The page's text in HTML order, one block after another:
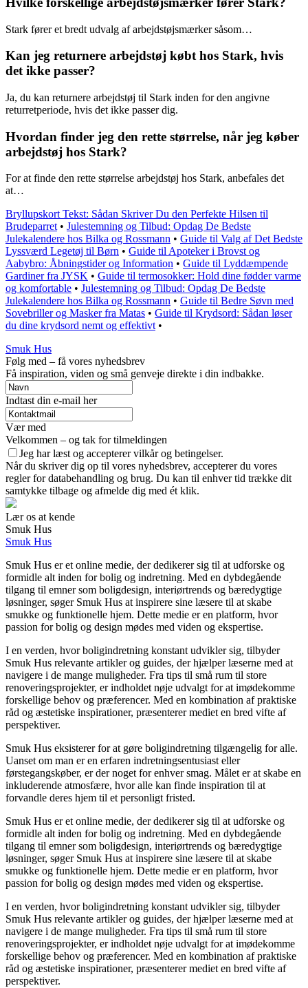
Stark fører et bredt udvalg af arbejdstøjsmærker såsom…
Kan jeg returnere arbejdstøj købt hos Stark, hvis
det ikke passer?
Ja, du kan returnere arbejdstøj til Stark inden for den angivne
returretperiode, hvis det ikke passer dig.
Hvordan finder jeg den rette størrelse, når jeg køber
arbejdstøj hos Stark?
For at finde den rette størrelse arbejdstøj hos Stark, anbefales det
at…
Bryllupskort Tekst: Sådan Skriver Du den Perfekte Hilsen til
Brudeparret • Julestemning og Tilbud: Opdag De Bedste
Julekalendere hos Bilka og Rossmann • Guide til Valg af Det Bedste
Lyssværd Legetøj til Børn • Guide til Apoteker i Brovst og
Aabybro: Åbningstider og Information • Guide til Lyddæmpende
Gardiner fra JYSK • Guide til termosokker: Hold dine fødder varme
og komfortable • Julestemning og Tilbud: Opdag De Bedste
Julekalendere hos Bilka og Rossmann • Guide til Bedre Søvn med
Sovebriller og Masker fra Matas • Guide til Krydsord: Sådan løser
du dine krydsord nemt og effektivt •
Smuk Hus
Følg med – få vores nyhedsbrev
Få inspiration, viden og små genveje direkte i din indbakke.
Indtast din e-mail her
Vær med
Velkommen – og tak for tilmeldingen
Jeg har læst og accepterer vilkår og betingelser.
Når du skriver dig op til vores nyhedsbrev, accepterer du vores
regler for databehandling og brug. Du kan til enhver tid trække dit
samtykke tilbage og afmelde dig med ét klik.
Lær os at kende
Smuk Hus
Smuk Hus
Smuk Hus er et online medie, der dedikerer sig til at udforske og
formidle alt inden for bolig og indretning. Med en dybdegående
tilgang til emner som boligdesign, interiørtrends og bæredygtige
løsninger, søger Smuk Hus at inspirere sine læsere til at skabe
smukke og funktionelle hjem. Dette medie er en platform, hvor
passion for bolig og design mødes med viden og ekspertise.
I en verden, hvor boligindretning konstant udvikler sig, tilbyder
Smuk Hus relevante artikler og guides, der hjælper læserne med at
navigere i de mange muligheder. Fra tips til små rum til store
renoveringsprojekter, er indholdet nøje udvalgt for at imødekomme
forskellige behov og præferencer. Med en kombination af praktiske
råd og æstetiske inspirationer, præsenterer mediet en bred vifte af
perspektiver.
Smuk Hus eksisterer for at gøre boligindretning tilgængelig for alle.
Uanset om man er en erfaren indretningsentusiast eller
førstegangskøber, er der noget for enhver smag. Målet er at skabe en
inkluderende atmosfære, hvor alle kan finde inspiration til at
forvandle deres hjem til et personligt fristed.
Smuk Hus er et online medie, der dedikerer sig til at udforske og
formidle alt inden for bolig og indretning. Med en dybdegående
tilgang til emner som boligdesign, interiørtrends og bæredygtige
løsninger, søger Smuk Hus at inspirere sine læsere til at skabe
smukke og funktionelle hjem. Dette medie er en platform, hvor
passion for bolig og design mødes med viden og ekspertise.
I en verden, hvor boligindretning konstant udvikler sig, tilbyder
Smuk Hus relevante artikler og guides, der hjælper læserne med at
navigere i de mange muligheder. Fra tips til små rum til store
renoveringsprojekter, er indholdet nøje udvalgt for at imødekomme
forskellige behov og præferencer. Med en kombination af praktiske
råd og æstetiske inspirationer, præsenterer mediet en bred vifte af
perspektiver.